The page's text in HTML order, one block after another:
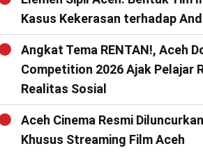
Kasus Kekerasan terhadap
Angkat Tema RENTAN!, Aceh
Competition 2026 Ajak Pelajar
Realitas Sosial
Aceh Cinema Resmi
Khusus Streaming Film Aceh